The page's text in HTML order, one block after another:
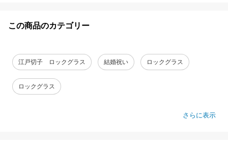
この商品のカテゴリー
江戸切子 ロックグラス 結婚祝い ロックグラス
ロックグラス
さらに表示